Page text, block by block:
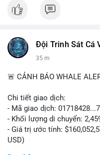
$trx $eth
📰 Nguồn: CoinDesk
Đội Trinh Sát Cá
35 m
🚨 CẢNH BÁO WHALE
Chi tiết giao dịch:
- Mã giao dịch:
- Khối lượng di chuyển:
- Giá trị ước tính:
USD)